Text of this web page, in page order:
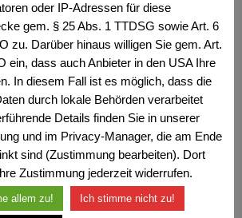
oder IP-Adressen für diese
gem. § 25 Abs. 1 TTDSG sowie Art. 6
zu. Darüber hinaus willigen Sie gem. Art.
ein, dass auch Anbieter in den USA Ihre
In diesem Fall ist es möglich, dass die
durch lokale Behörden verarbeitet
Details finden Sie in unserer
und im Privacy-Manager, die am Ende
sind (Zustimmung bearbeiten). Dort
Zustimmung jederzeit widerrufen.
allem zu! Ich stimme nicht zu!